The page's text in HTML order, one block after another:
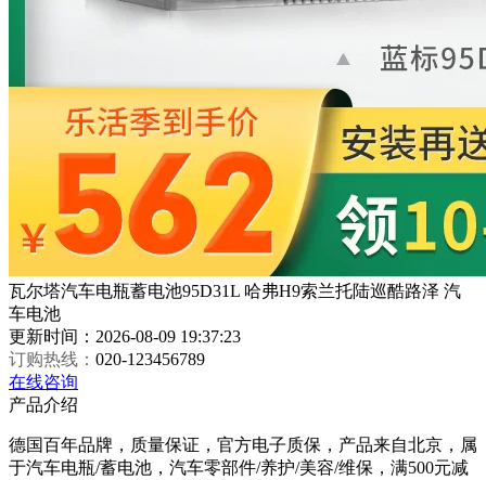
瓦尔塔汽车电瓶蓄电池95D31L 哈弗H9索兰托陆巡酷路泽 汽
车电池
更新时间：2026-08-09 19:37:23
订购热线： 020-123456789
在线咨询
产品介绍
德国百年品牌，质量保证，官方电子质保，产品来自北京，属
于汽车电瓶/蓄电池，汽车零部件/养护/美容/维保，满500元减